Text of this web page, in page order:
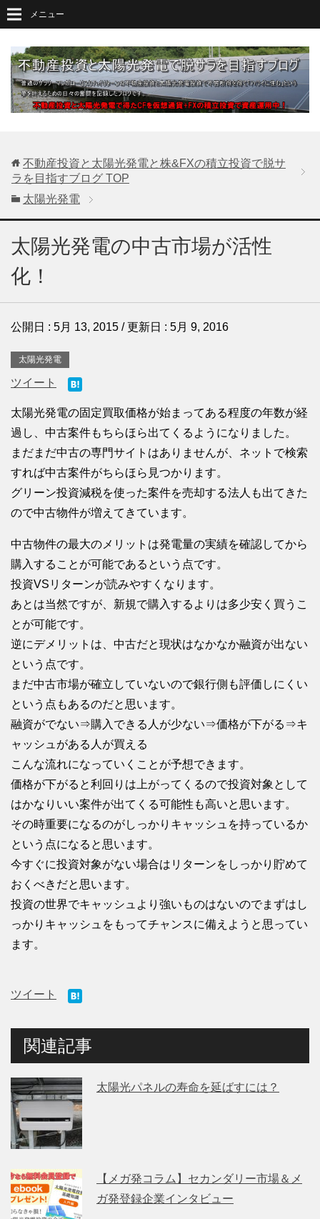
メニュー
不動産投資と太陽光発電と株&FXの積立投資で脱サ
ラを目指すブログ TOP
太陽光発電
太陽光発電の中古市場が活性
化！
公開日 : 5月 13, 2015 / 更新日 : 5月 9, 2016
太陽光発電
ツイート
太陽光発電の固定買取価格が始まってある程度の年数が経
過し、中古案件もちらほら出てくるようになりました。
まだまだ中古の専門サイトはありませんが、ネットで検索
すれば中古案件がちらほら見つかります。
グリーン投資減税を使った案件を売却する法人も出てきた
ので中古物件が増えてきています。
中古物件の最大のメリットは発電量の実績を確認してから
購入することが可能であるという点です。
投資VSリターンが読みやすくなります。
あとは当然ですが、新規で購入するよりは多少安く買うこ
とが可能です。
逆にデメリットは、中古だと現状はなかなか融資が出ない
という点です。
まだ中古市場が確立していないので銀行側も評価しにくい
という点もあるのだと思います。
融資がでない⇒購入できる人が少ない⇒価格が下がる⇒キ
ャッシュがある人が買える
こんな流れになっていくことが予想できます。
価格が下がると利回りは上がってくるので投資対象として
はかなりいい案件が出てくる可能性も高いと思います。
その時重要になるのがしっかりキャッシュを持っているか
という点になると思います。
今すぐに投資対象がない場合はリターンをしっかり貯めて
おくべきだと思います。
投資の世界でキャッシュより強いものはないのでまずはし
っかりキャッシュをもってチャンスに備えようと思ってい
ます。
ツイート
関連記事
太陽光パネルの寿命を延ばすには？
【メガ発コラム】セカンダリー市場＆メ
ガ発登録企業インタビュー